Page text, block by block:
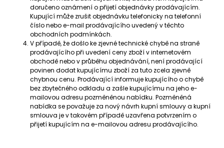
doručeno oznámení o přijetí objednávky prodávajícím.
Kupující může zrušit objednávku telefonicky na telefonní
číslo nebo e-mail prodávajícího uvedený v těchto
obchodních podmínkách.
V případě, že došlo ke zjevné technické chybě na straně
prodávajícího při uvedení ceny zboží v internetovém
obchodě nebo v průběhu objednávání, není prodávající
povinen dodat kupujícímu zboží za tuto zcela zjevně
chybnou cenu. Prodávající informuje kupujícího o chybě
bez zbytečného odkladu a zašle kupujícímu na jeho e-
mailovou adresu pozměněnou nabídku. Pozměněná
nabídka se považuje za nový návrh kupní smlouvy a kupní
smlouva je v takovém případě uzavřena potvrzením o
přijetí kupujícím na e-mailovou adresu prodávajícího.